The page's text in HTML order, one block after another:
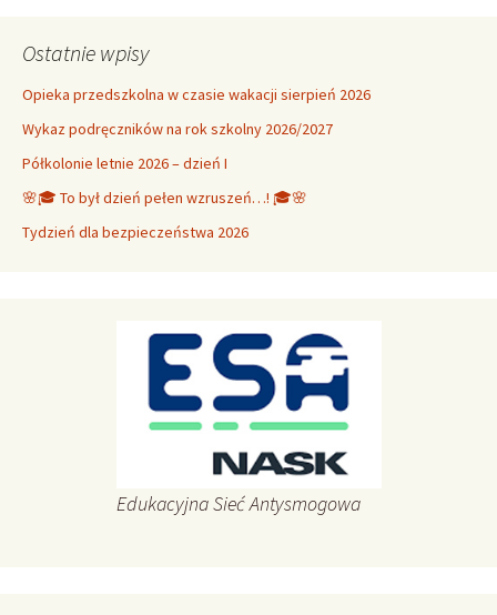
Ostatnie wpisy
Opieka przedszkolna w czasie wakacji sierpień 2026
Wykaz podręczników na rok szkolny 2026/2027
Półkolonie letnie 2026 – dzień I
🌸🎓 To był dzień pełen wzruszeń…! 🎓🌸
Tydzień dla bezpieczeństwa 2026
Edukacyjna Sieć Antysmogowa